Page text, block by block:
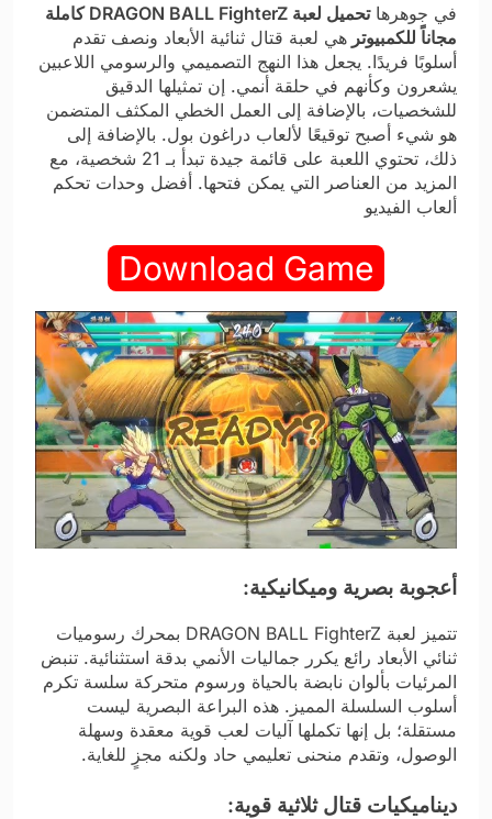
في جوهرها
تحميل لعبة DRAGON BALL FighterZ كاملة
مجاناً للكمبيوتر هي لعبة قتال ثنائية الأبعاد ونصف تقدم
أسلوبًا فريدًا. يجعل هذا النهج التصميمي والرسومي اللاعبين
يشعرون وكأنهم في حلقة أنمي. إن تمثيلها الدقيق
للشخصيات، بالإضافة إلى العمل الخطي المكثف المتضمن
هو شيء أصبح توقيعًا لألعاب دراغون بول. بالإضافة إلى
ذلك، تحتوي اللعبة على قائمة جيدة تبدأ بـ 21 شخصية، مع
المزيد من العناصر التي يمكن فتحها. أفضل وحدات تحكم
ألعاب الفيديو
Download Game
أعجوبة بصرية وميكانيكية:
تتميز لعبة DRAGON BALL FighterZ بمحرك رسوميات
ثنائي الأبعاد رائع يكرر جماليات الأنمي بدقة استثنائية. تنبض
المرئيات بألوان نابضة بالحياة ورسوم متحركة سلسة تكرم
أسلوب السلسلة المميز. هذه البراعة البصرية ليست
مستقلة؛ بل إنها تكملها آليات لعب قوية معقدة وسهلة
الوصول، وتقدم منحنى تعليمي حاد ولكنه مجزٍ للغاية.
ديناميكيات قتال ثلاثية قوية: